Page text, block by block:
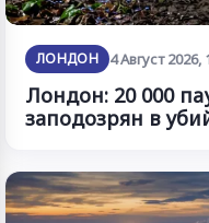
ЛОНДОН 4 Август 2026,
Лондон: 20 000
заподозрян в